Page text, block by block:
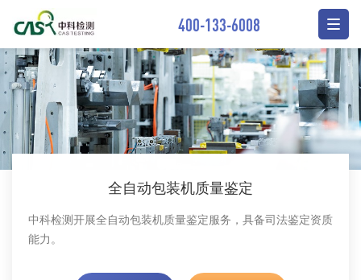
400-133-6008
全自动包装机质量鉴定
中科检测开展全自动包装机质量鉴定服务，具备司法鉴定资质
能力。